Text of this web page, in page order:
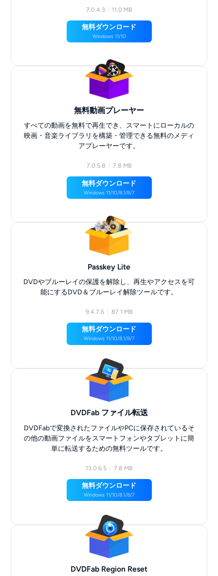
7.0.4.3 11.0 MB
無料ダウンロード
Windows 11/10
無料動画プレーヤー
すべての動画を無料で再生でき、スマートにローカルの
映画・音楽ライブラリを構築・管理できる無料のメディ
アプレーヤーです。
7.0.5.8 7.8 MB
無料ダウンロード
Windows 11/10/8.1/8/7
Passkey Lite
DVDやブルーレイの保護を解除し、再生やアクセスを可
能にするDVD＆ブルーレイ解除ツールです。
9.4.7.6 87.1 MB
無料ダウンロード
Windows 11/10/8.1/8/7
DVDFab ファイル転送
DVDFabで変換されたファイルやPCに保存されているそ
の他の動画ファイルをスマートフォンやタブレットに簡
単に転送するための無料ツールです。
13.0.6.5 7.8 MB
無料ダウンロード
Windows 11/10/8.1/8/7
DVDFab Region Reset